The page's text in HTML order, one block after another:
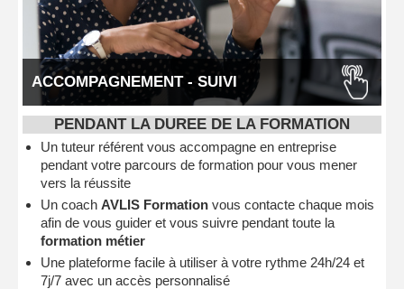
ACCOMPAGNEMENT - SUIVI
PENDANT LA DUREE DE LA FORMATION
Un tuteur référent vous accompagne en entreprise
pendant votre parcours de formation pour vous mener
vers la réussite
Un coach AVLIS Formation vous contacte chaque mois
afin de vous guider et vous suivre pendant toute la
formation métier
Une plateforme facile à utiliser à votre rythme 24h/24 et
7j/7 avec un accès personnalisé